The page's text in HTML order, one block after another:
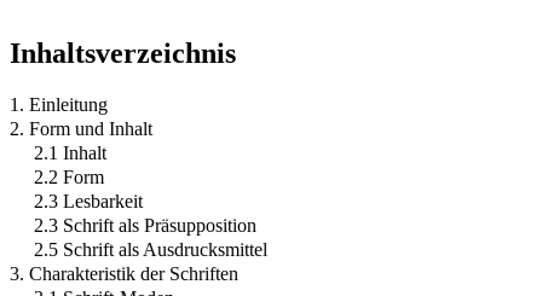
Inhaltsverzeichnis
1. Einleitung
2. Form und Inhalt
2.1 Inhalt
2.2 Form
2.3 Lesbarkeit
2.3 Schrift als Präsupposition
2.5 Schrift als Ausdrucksmittel
3. Charakteristik der Schriften